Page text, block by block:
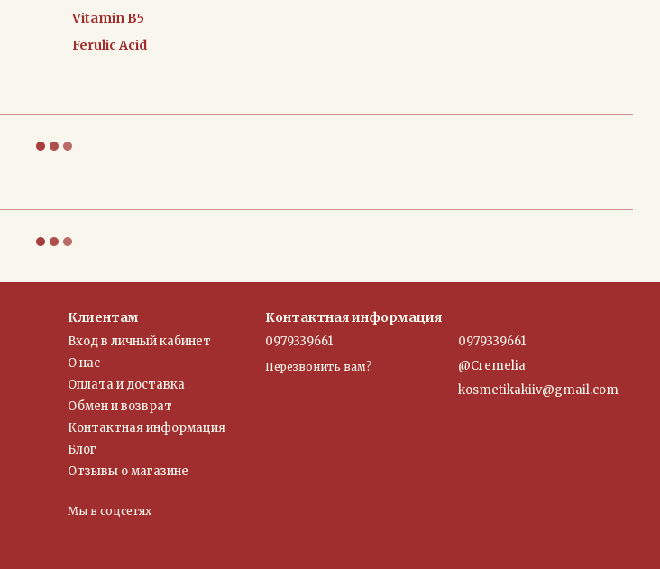
Vitamin В5
Ferulic Acid
Клиентам
Вход в личный кабинет
О нас
Оплата и доставка
Обмен и возврат
Контактная информация
Блог
Отзывы о магазине
Мы в соцсетях
Контактная информация
0979339661
Перезвонить вам?
0979339661
@Cremelia
kosmetikakiiv@gmail.com